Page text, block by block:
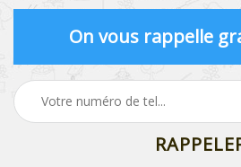
On vous rappelle